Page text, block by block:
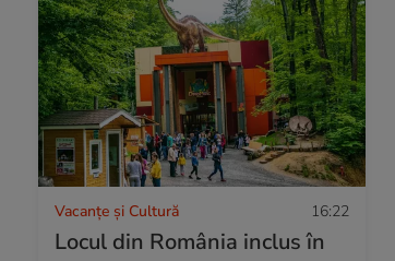
Vacanțe și Cultură 16:22
Locul din România inclus în